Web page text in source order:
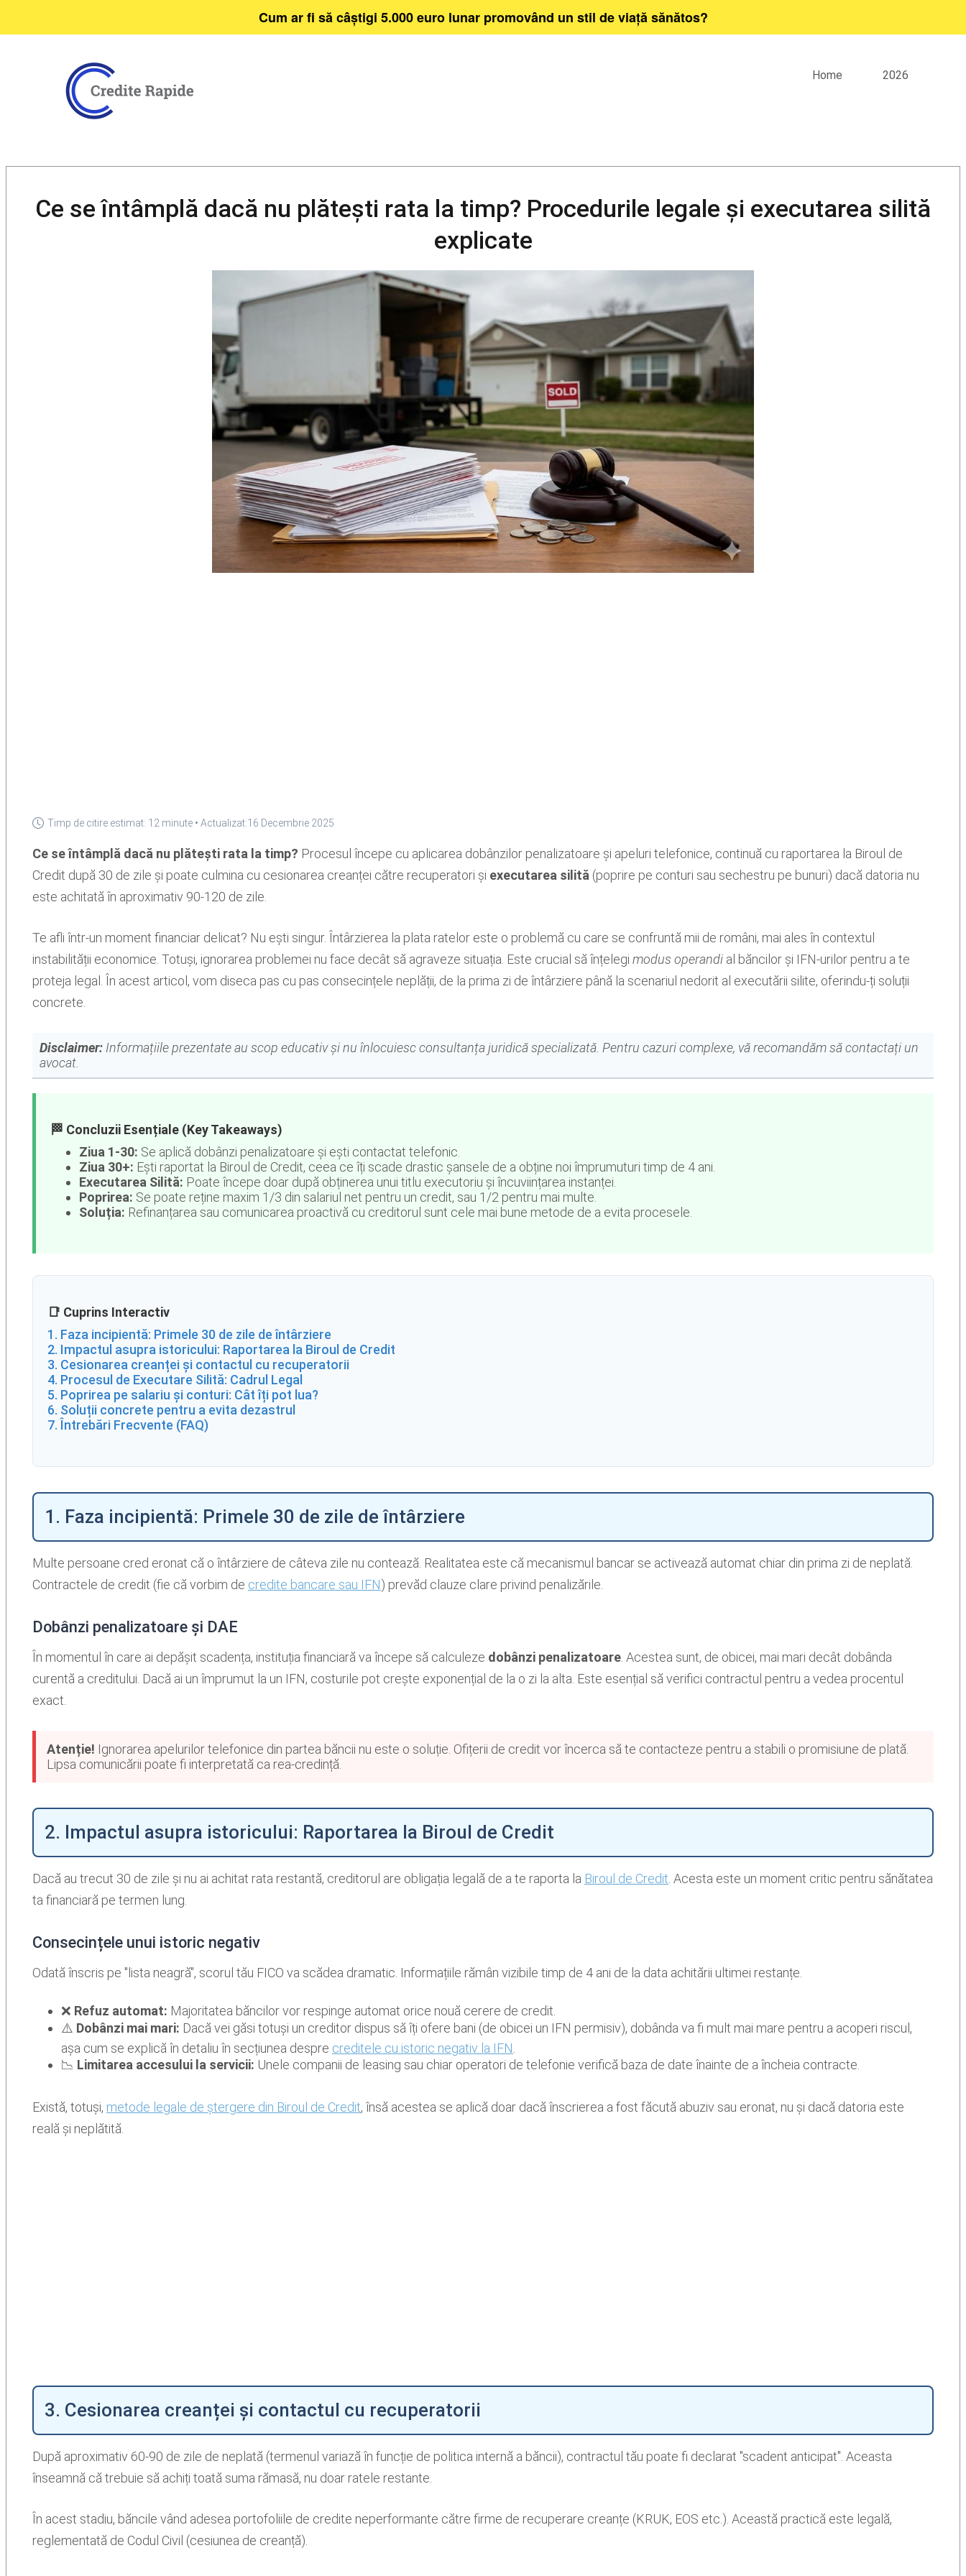
Cum ar fi să câștigi 5.000 euro lunar promovând un stil de viață sănătos?
Home 2026
Ce se întâmplă dacă nu plătești rata la timp? Procedurile legale și executarea silită
explicate
Timp de citire estimat: 12 minute • Actualizat:16 Decembrie 2025
Ce se întâmplă dacă nu plătești rata la timp? Procesul începe cu aplicarea dobânzilor penalizatoare și apeluri telefonice, continuă cu raportarea la Biroul de
Credit după 30 de zile și poate culmina cu cesionarea creanței către recuperatori și executarea silită (poprire pe conturi sau sechestru pe bunuri) dacă datoria nu
este achitată în aproximativ 90-120 de zile.
Te afli într-un moment financiar delicat? Nu ești singur. Întârzierea la plata ratelor este o problemă cu care se confruntă mii de români, mai ales în contextul
instabilității economice. Totuși, ignorarea problemei nu face decât să agraveze situația. Este crucial să înțelegi modus operandi al băncilor și IFN-urilor pentru a te
proteja legal. În acest articol, vom diseca pas cu pas consecințele neplății, de la prima zi de întârziere până la scenariul nedorit al executării silite, oferindu-ți soluții
concrete.
Disclaimer: Informațiile prezentate au scop educativ și nu înlocuiesc consultanța juridică specializată. Pentru cazuri complexe, vă recomandăm să contactați un
avocat.
🏁 Concluzii Esențiale (Key Takeaways)
Ziua 1-30: Se aplică dobânzi penalizatoare și ești contactat telefonic.
Ziua 30+: Ești raportat la Biroul de Credit, ceea ce îți scade drastic șansele de a obține noi împrumuturi timp de 4 ani.
Executarea Silită: Poate începe doar după obținerea unui titlu executoriu și încuviințarea instanței.
Poprirea: Se poate reține maxim 1/3 din salariul net pentru un credit, sau 1/2 pentru mai multe.
Soluția: Refinanțarea sau comunicarea proactivă cu creditorul sunt cele mai bune metode de a evita procesele.
📑 Cuprins Interactiv
1. Faza incipientă: Primele 30 de zile de întârziere
2. Impactul asupra istoricului: Raportarea la Biroul de Credit
3. Cesionarea creanței și contactul cu recuperatorii
4. Procesul de Executare Silită: Cadrul Legal
5. Poprirea pe salariu și conturi: Cât îți pot lua?
6. Soluții concrete pentru a evita dezastrul
7. Întrebări Frecvente (FAQ)
1. Faza incipientă: Primele 30 de zile de întârziere
Multe persoane cred eronat că o întârziere de câteva zile nu contează. Realitatea este că mecanismul bancar se activează automat chiar din prima zi de neplată.
Contractele de credit (fie că vorbim de credite bancare sau IFN) prevăd clauze clare privind penalizările.
Dobânzi penalizatoare și DAE
În momentul în care ai depășit scadența, instituția financiară va începe să calculeze dobânzi penalizatoare . Acestea sunt, de obicei, mai mari decât dobânda
curentă a creditului. Dacă ai un împrumut la un IFN, costurile pot crește exponențial de la o zi la alta. Este esențial să verifici contractul pentru a vedea procentul
exact.
Atenție! Ignorarea apelurilor telefonice din partea băncii nu este o soluție. Ofițerii de credit vor încerca să te contacteze pentru a stabili o promisiune de plată.
Lipsa comunicării poate fi interpretată ca rea-credință.
2. Impactul asupra istoricului: Raportarea la Biroul de Credit
Dacă au trecut 30 de zile și nu ai achitat rata restantă, creditorul are obligația legală de a te raporta la Biroul de Credit . Acesta este un moment critic pentru sănătatea
ta financiară pe termen lung.
Consecințele unui istoric negativ
Odată înscris pe "lista neagră", scorul tău FICO va scădea dramatic. Informațiile rămân vizibile timp de 4 ani de la data achitării ultimei restanțe.
❌ Refuz automat: Majoritatea băncilor vor respinge automat orice nouă cerere de credit.
⚠️ Dobânzi mai mari: Dacă vei găsi totuși un creditor dispus să îți ofere bani (de obicei un IFN permisiv), dobânda va fi mult mai mare pentru a acoperi riscul,
așa cum se explică în detaliu în secțiunea despre creditele cu istoric negativ la IFN
📉 Limitarea accesului la servicii: Unele companii de leasing sau chiar operatori de telefonie verifică baza de date înainte de a încheia contracte.
Există, totuși, metode legale de ștergere din Biroul de Credit, însă acestea se aplică doar dacă înscrierea a fost făcută abuziv sau eronat, nu și dacă datoria este
reală și neplătită.
3. Cesionarea creanței și contactul cu recuperatorii
După aproximativ 60-90 de zile de neplată (termenul variază în funcție de politica internă a băncii), contractul tău poate fi declarat "scadent anticipat". Aceasta
înseamnă că trebuie să achiți toată suma rămasă, nu doar ratele restante.
În acest stadiu, băncile vând adesea portofoliile de credite neperformante către firme de recuperare creanțe (KRUK, EOS etc.). Această practică este legală,
reglementată de Codul Civil (cesiunea de creanță).